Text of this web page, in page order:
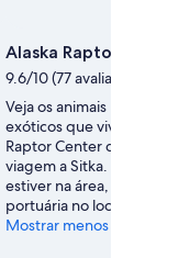
Alaska Raptor Center
9.6/10 (77 avaliações)
Veja os animais nativos e
exóticos que vivem em
Raptor Center durante a
viagem a Sitka. Enquanto
estiver na área, percorra a
portuária no local.
Mostrar menos